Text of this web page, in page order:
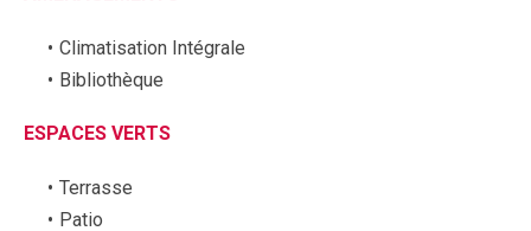
Climatisation Intégrale
Bibliothèque
ESPACES VERTS
Terrasse
Patio